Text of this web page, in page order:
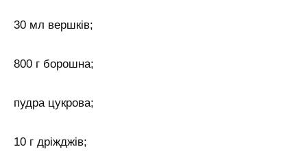
30 мл вершків;
800 г борошна;
пудра цукрова;
10 г дріжджів;